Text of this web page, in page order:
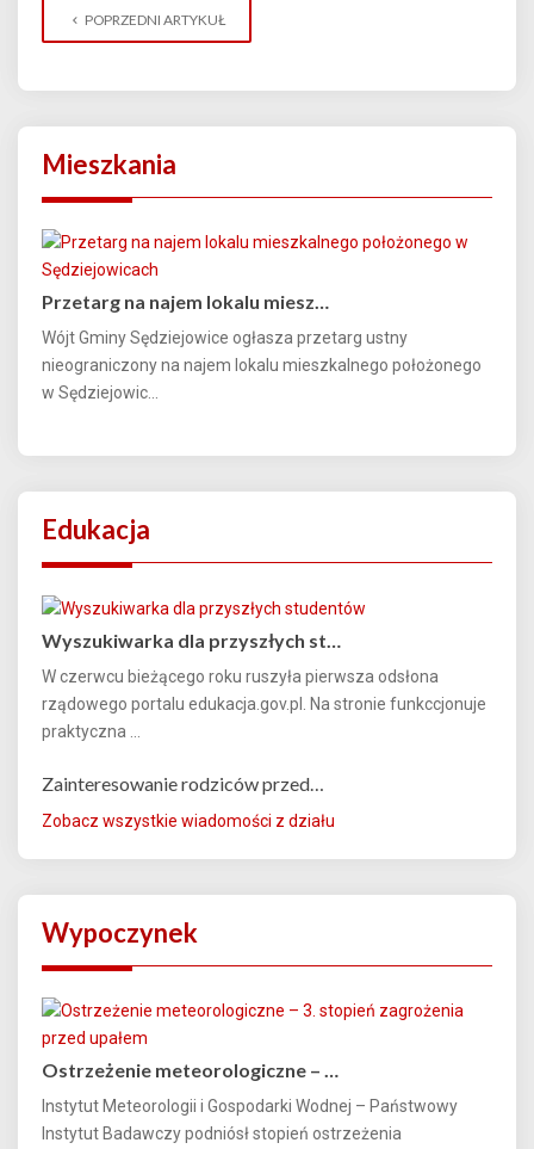
POPRZEDNI ARTYKUŁ
Mieszkania
Przetarg na najem lokalu miesz…
Wójt Gminy Sędziejowice ogłasza przetarg ustny
nieograniczony na najem lokalu mieszkalnego położonego
w Sędziejowic...
Edukacja
Wyszukiwarka dla przyszłych st…
W czerwcu bieżącego roku ruszyła pierwsza odsłona
rządowego portalu edukacja.gov.pl. Na stronie funkccjonuje
praktyczna ...
Zainteresowanie rodziców przed…
Zobacz wszystkie wiadomości z działu
Wypoczynek
Ostrzeżenie meteorologiczne – …
Instytut Meteorologii i Gospodarki Wodnej – Państwowy
Instytut Badawczy podniósł stopień ostrzeżenia